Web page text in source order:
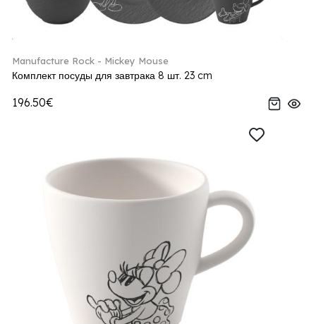
Manufacture Rock - Mickey Mouse
Комплект посуды для завтрака 8 шт. 23 cm
196.50€